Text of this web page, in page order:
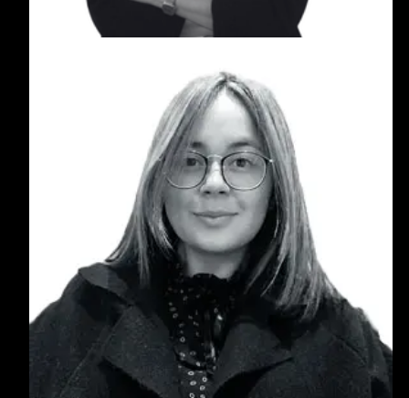
Steffania Corredor
Steffania Corredor es ingeniera industrial con
más de 10 años de experiencia en consultoría
empresarial, gestión de proyectos y
fortalecimiento organizacional.